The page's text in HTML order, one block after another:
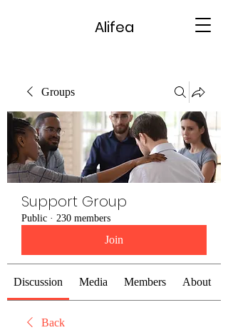
Alifea
Groups
Support Group
Public · 230 members
Join
Discussion Media Members About
Back